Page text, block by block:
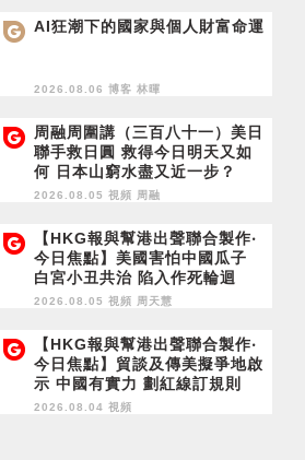
AI狂潮下的國家與個人財富命運
2026.08.06 博客 林暉
周融周圍講（三百八十一）美日
聯手救日圓 救得今日明天又如
何 日本山窮水盡又近一步？
2026.08.05 視頻 周融
【HKG報與幫港出聲聯合製作‧
今日焦點】美國害怕中國瓜子
白宮小丑共治 陷入作死輪迴
2026.08.05 視頻 周天慧
【HKG報與幫港出聲聯合製作‧
今日焦點】貿談及傳美擬爭地啟
示 中國有實力 劃紅線訂規則
2026.08.04 視頻